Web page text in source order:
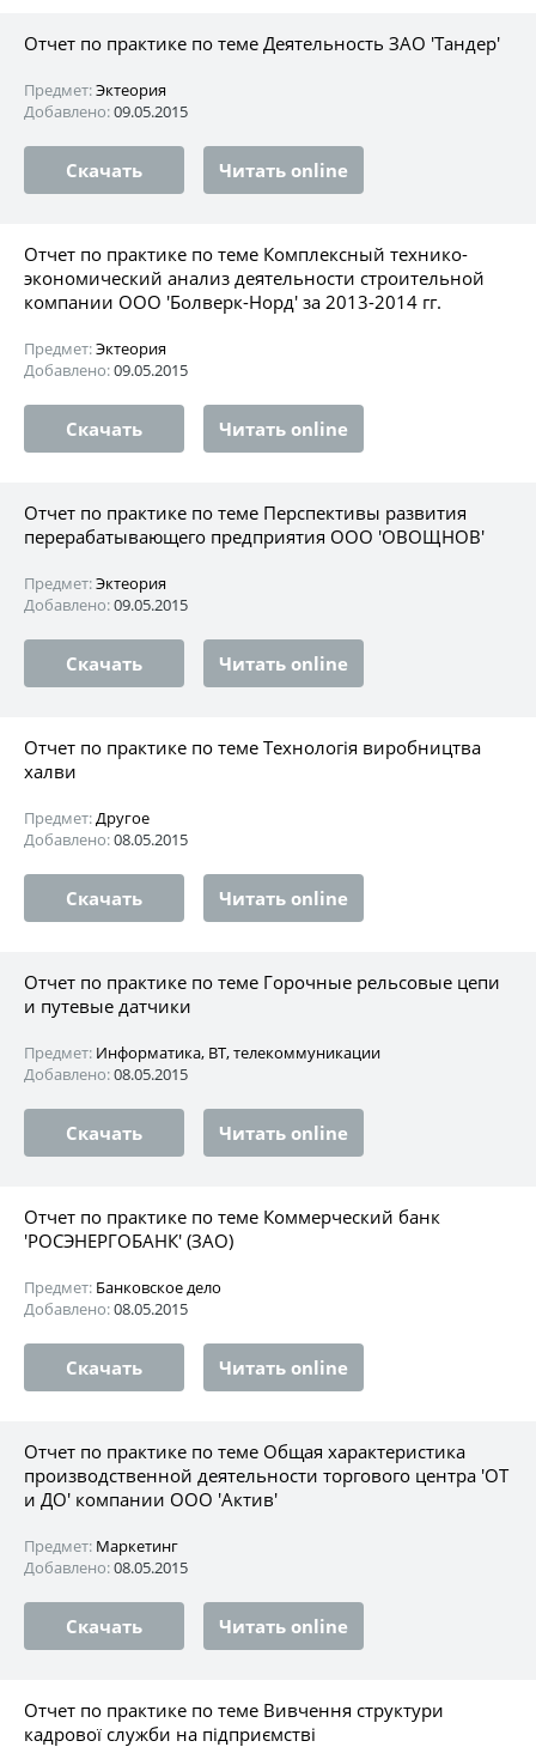
Отчет по практике по теме Деятельность ЗАО 'Тандер'
Предмет:Эктеория
Добавлено:09.05.2015
Скачать Читать online
Отчет по практике по теме Комплексный технико-
экономический анализ деятельности строительной
компании ООО 'Болверк-Норд' за 2013-2014 гг.
Предмет:Эктеория
Добавлено:09.05.2015
Скачать Читать online
Отчет по практике по теме Перспективы развития
перерабатывающего предприятия ООО 'ОВОЩНОВ'
Предмет:Эктеория
Добавлено:09.05.2015
Скачать Читать online
Отчет по практике по теме Технологія виробництва
халви
Предмет:Другое
Добавлено:08.05.2015
Скачать Читать online
Отчет по практике по теме Горочные рельсовые цепи
и путевые датчики
Предмет: Информатика, ВТ, телекоммуникации
Добавлено:08.05.2015
Скачать Читать online
Отчет по практике по теме Коммерческий банк
'РОСЭНЕРГОБАНК' (ЗАО)
Предмет: Банковское дело
Добавлено:08.05.2015
Скачать Читать online
Отчет по практике по теме Общая характеристика
производственной деятельности торгового центра 'ОТ
и ДО' компании ООО 'Актив'
Предмет: Маркетинг
Добавлено:08.05.2015
Скачать Читать online
Отчет по практике по теме Вивчення структури
кадрової служби на підприємстві